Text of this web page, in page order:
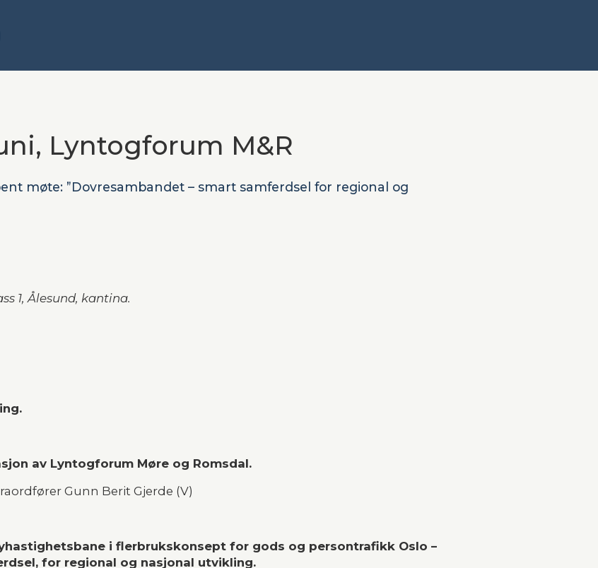
Lyntogforum M&R
møte: ”Dovresambandet – smart samferdsel for regional og
1, Ålesund, kantina.
av Lyntogforum Møre og Romsdal.
Gunn Berit Gjerde (V)
i flerbrukskonsept for gods og persontrafikk Oslo –
for regional og nasjonal utvikling.